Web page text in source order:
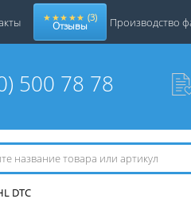
★★★★★ (3)
Отзывы Производство
500 78 78
DTC